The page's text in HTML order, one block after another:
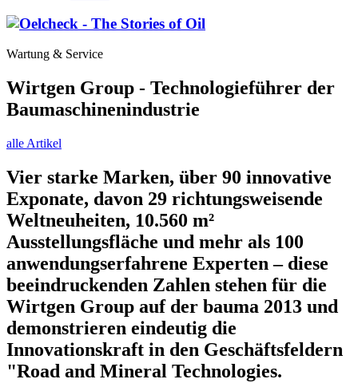
Wartung & Service
Wirtgen Group - Technologieführer der
Baumaschinenindustrie
alle Artikel
Vier starke Marken, über 90 innovative
Exponate, davon 29 richtungsweisende
Weltneuheiten, 10.560 m²
Ausstellungsfläche und mehr als 100
anwendungserfahrene Experten – diese
beeindruckenden Zahlen stehen für die
Wirtgen Group auf der bauma 2013 und
demonstrieren eindeutig die
Innovationskraft in den Geschäftsfeldern
"Road and Mineral Technologies.